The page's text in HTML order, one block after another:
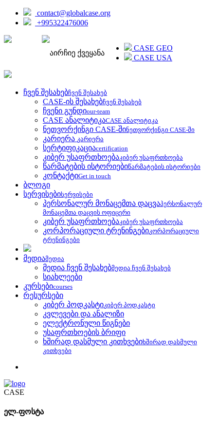
contact@globalcase.org
+995322476006
აირჩიე ქვეყანა
CASE GEO
CASE USA
ჩვენ შესახებჩვენ შესახებ
CASE-ის შესახებჩვენ შესახებ
ჩვენი გუნდიour-team
CASE ანალიტიკაCASE ანალიტიკა
ნეთვორქინგი CASE-შინეთვორქინგი CASE-ში
კარიერა კარიერა
სერტიფიკაციაcertification
კიბერ უსაფრთხოებაკიბერ უსაფრთხოება
წარმატების ისტორიებიწარმატების ისტორიები
კონტაქტიGet in touch
ბლოგი
სერვისებისერვისები
პერსონალურ მონაცემთა დაცვაპერსონალურ
მონაცემთა დაცვის ოფიცერი
კიბერ უსაფრთხოებაკიბერ უსაფრთხოება
კორპორაციული ტრენინგებიკორპორაციული
ტრენინგები
მედიამედია
მედია ჩვენ შესახებმედია ჩვენ შესახებ
სიახლეები
კურსებიcourses
რესურსები
კიბერ პოდკასტიკიბერ პოდკასტი
კვლევები და ანალიზი
ელექტრონული წიგნები
უსაფრთხოების ბრიფი
ხშირად დასმული კითხვებიხშირად დასმული
კითხვები
CASE
ელ-ფოსტა